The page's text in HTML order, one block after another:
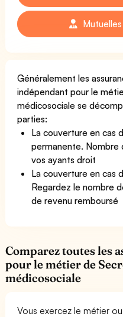
Généralement les
indépendant pour le
médicosociale se
parties:
La couverture en cas
permanente. Nombre
vos ayants droit
La couverture en cas
Regardez le nombre
de revenu remboursé
Comparez toutes les
pour le métier de
médicosociale
Vous exercez le métier